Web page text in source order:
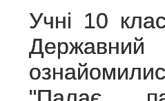
Учні 10